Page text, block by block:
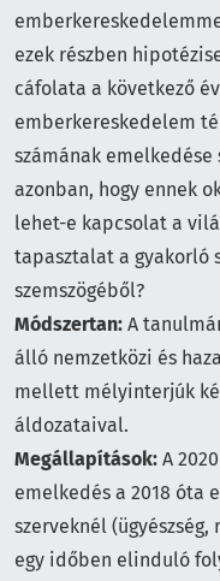
ezek részben
cáfolata a következő
emberkereskedelem
számának
azonban, hogy ennek
lehet-e kapcsolat a
tapasztalat a gyakorló
szemszögéből?
Módszertan: A
álló nemzetközi és
mellett mélyinterjúk
áldozataival.
Megállapítások: A
emelkedés a 2018 óta
szerveknél
egy időben elinduló